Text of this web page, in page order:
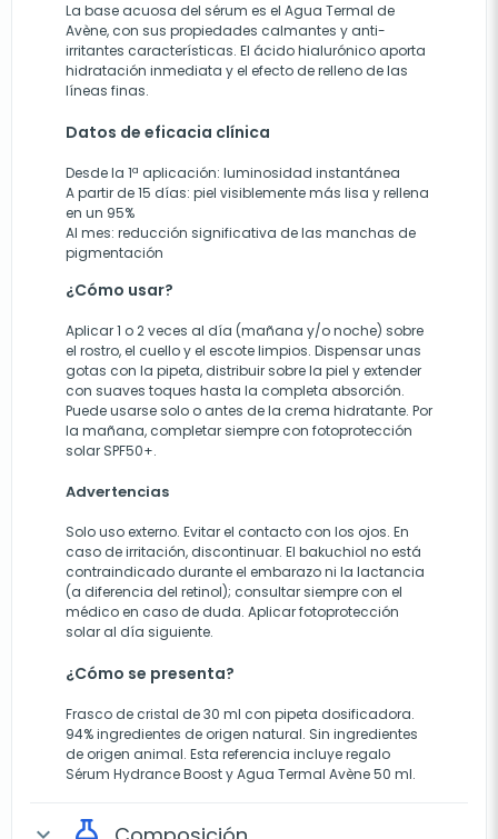
La base acuosa del sérum es el Agua Termal de
Avène, con sus propiedades calmantes y anti-
irritantes características. El ácido hialurónico aporta
hidratación inmediata y el efecto de relleno de las
líneas finas.
Datos de eficacia clínica
Desde la 1ª aplicación: luminosidad instantánea
A partir de 15 días: piel visiblemente más lisa y rellena
en un 95%
Al mes: reducción significativa de las manchas de
pigmentación
¿Cómo usar?
Aplicar 1 o 2 veces al día (mañana y/o noche) sobre
el rostro, el cuello y el escote limpios. Dispensar unas
gotas con la pipeta, distribuir sobre la piel y extender
con suaves toques hasta la completa absorción.
Puede usarse solo o antes de la crema hidratante. Por
la mañana, completar siempre con fotoprotección
solar SPF50+.
Advertencias
Solo uso externo. Evitar el contacto con los ojos. En
caso de irritación, discontinuar. El bakuchiol no está
contraindicado durante el embarazo ni la lactancia
(a diferencia del retinol); consultar siempre con el
médico en caso de duda. Aplicar fotoprotección
solar al día siguiente.
¿Cómo se presenta?
Frasco de cristal de 30 ml con pipeta dosificadora.
94% ingredientes de origen natural. Sin ingredientes
de origen animal. Esta referencia incluye regalo
Sérum Hydrance Boost y Agua Termal Avène 50 ml.